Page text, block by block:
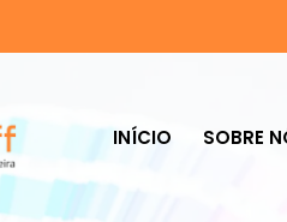
INÍCIO SOBRE